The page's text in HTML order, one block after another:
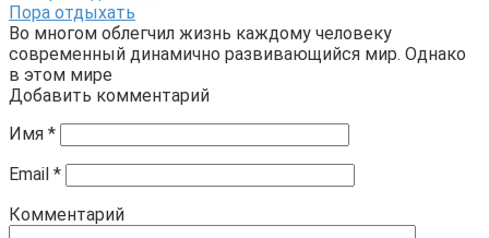
Пора отдыхать
Во многом облегчил жизнь каждому человеку
современный динамично развивающийся мир. Однако
в этом мире
Добавить комментарий
Имя *
Email *
Комментарий